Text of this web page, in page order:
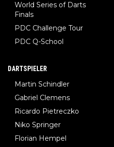
World Series of Darts
Finals
PDC Challenge Tour
PDC Q-School
DARTSPIELER
Martin Schindler
Gabriel Clemens
Ricardo Pietreczko
Niko Springer
Florian Hempel